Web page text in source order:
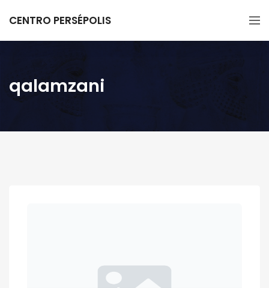
CENTRO PERSÉPOLIS
qalamzani